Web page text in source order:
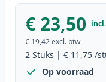
€ 23,50
€ 19,42excl. btw
2 Stuks | € 11,75 /
Op voorraad